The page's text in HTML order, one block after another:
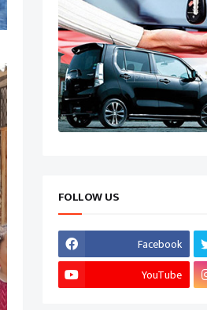
FOLLOW US
Facebook
YouTube